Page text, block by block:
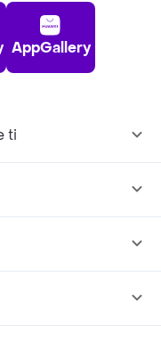
AppGallery
ti